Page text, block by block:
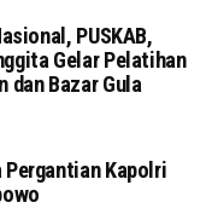
PUSKAB,
Gelar Pelatihan
dan Bazar Gula
Pergantian Kapolri